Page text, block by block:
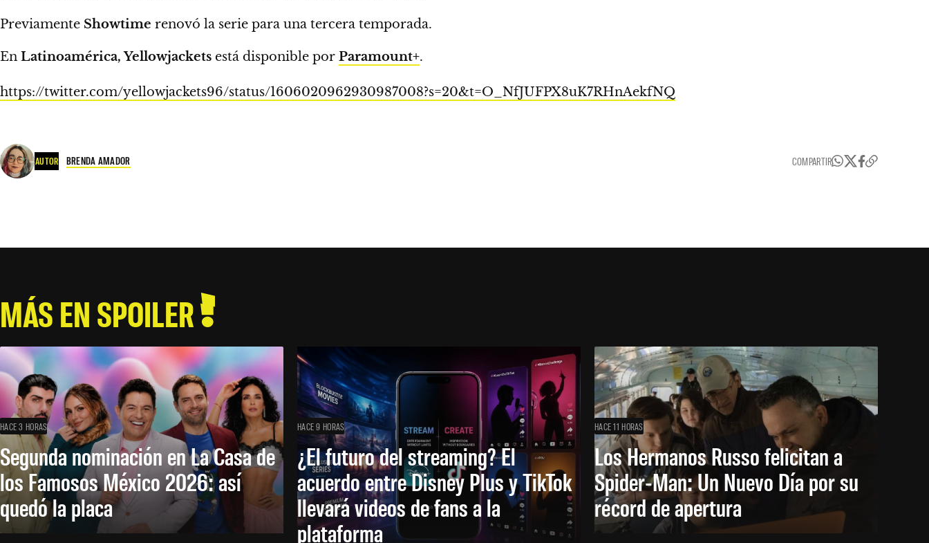
Previamente Showtime renovó la serie para una tercera temporada.
En Latinoamérica, Yellowjackets está disponible por Paramount+.
https://twitter.com/yellowjackets96/status/1606020962930987008?s=20&t=O_NfJUFPX8uK7RHnAekfNQ
AUTOR BRENDA AMADOR COMPARTIR
MÁS EN SPOILER
HACE 3 HORAS
Segunda nominación en La Casa de
los Famosos México 2026: así
quedó la placa
HACE 9 HORAS
¿El futuro del streaming? El
acuerdo entre Disney Plus y TikTok
llevará videos de fans a la
plataforma
HACE 11 HORAS
Los Hermanos Russo felicitan a
Spider-Man: Un Nuevo Día por su
récord de apertura